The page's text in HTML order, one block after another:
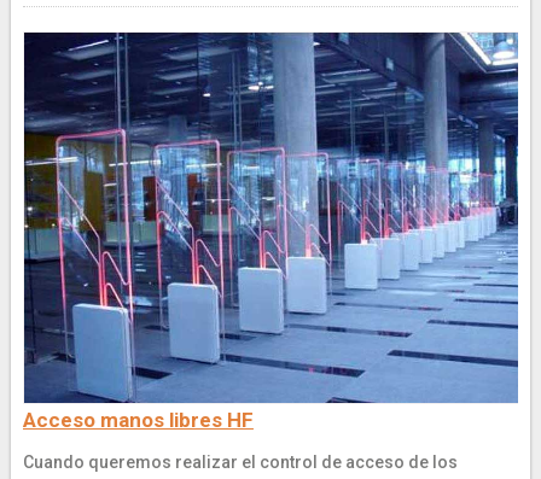
Acceso manos libres HF
Cuando queremos realizar el control de acceso de los